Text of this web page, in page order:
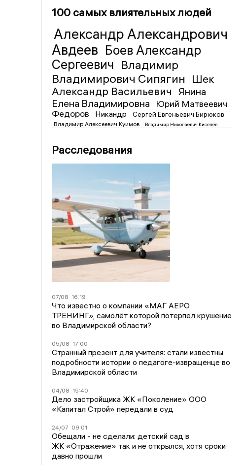
100 самых влиятельных людей
Александр Александрович
Авдеев Боев Александр
Сергеевич Владимир
Владимирович Сипягин Шек
Александр Васильевич
Янина
Елена Владимировна
Юрий Матвеевич
Федоров
Никандр Сергей Евгеньевич Бирюков
Владимир Алексеевич Куимов Владимир Николаевич Киселёв
Расследования
07/08 16:19
Что известно о компании «МАГ АЕРО
ТРЕНИНГ», самолёт которой потерпел крушение
во Владимирской области?
05/08 17:00
Странный презент для учителя: стали известны
подробности истории о педагоге-извращенце во
Владимирской области
04/08 15:40
Дело застройщика ЖК «Поколение» ООО
«Капитал Строй» передали в суд
24/07 09:01
Обещали - не сделали: детский сад в
ЖК «Отражение» так и не открылся, хотя сроки
давно прошли